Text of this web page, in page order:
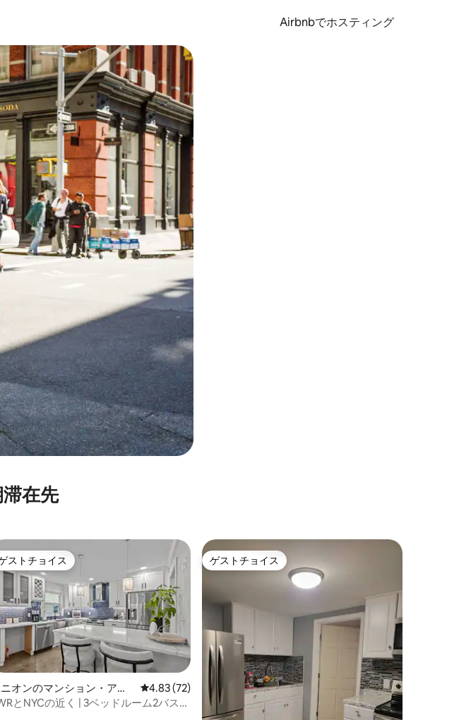
Airbnbでホスティング
して検索結果を確認することができます。
在先
、5つ星中5つ星の平均評価
ゲストチョイス
ストチョイス
オンのマンション・アパ
レビュー72件、5つ星中4.83つ星の平均評価
4.83 (72)
とNYCの近く | 3ベッドルーム2バスル
ゲストチョイス
ゲストチョイス